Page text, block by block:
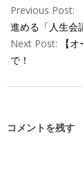
Previous Post:
進める「人生会
Next Post:
【
で！
コメントを残す